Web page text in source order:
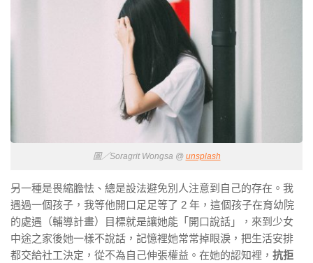
圖／Soragrit Wongsa @ unsplash
另一種是畏縮膽怯、總是設法避免別人注意到自己的存在。我
遇過一個孩子，我等他開口足足等了 2 年，這個孩子在育幼院
的處遇（輔導計畫）目標就是讓她能「開口說話」，來到少女
中途之家後她一樣不說話，記憶裡她常常掉眼淚，把生活安排
都交給社工決定，從不為自己伸張權益。在她的認知裡， 抗拒